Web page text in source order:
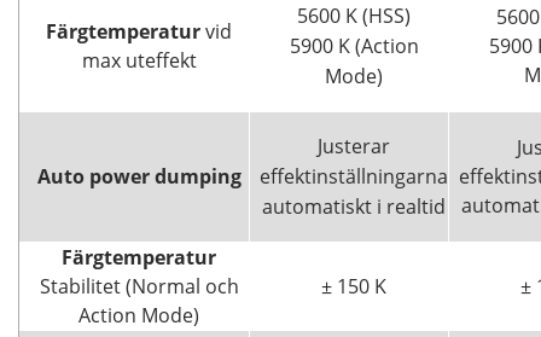
Färgtemperaturvid
max uteffekt
5600 K (HSS)
5900 K (Action
Mode)
5900
Auto power dumping
Justerar
effektinställningarna
automatiskt i realtid
Färgtemperatur
Stabilitet (Normal och
Action Mode)
± 150 K ±